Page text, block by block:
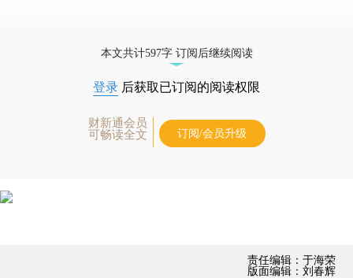
本文共计597字 订阅后继续阅读
登录 后获取已订阅的阅读权限
财新通会员
可畅读全文
订阅/会员升级
责任编辑：于海荣
版面编辑：刘春辉